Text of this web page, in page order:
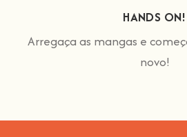
HANDS ON!
Arregaça as mangas e
novo!